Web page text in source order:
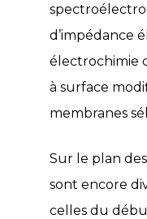
d’impédance
électrochimie
à surface
membranes
Sur le plan
sont encore
celles du